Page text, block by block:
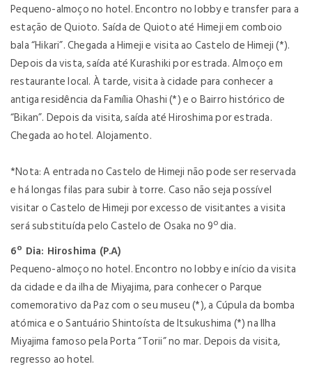
Pequeno-almoço no hotel. Encontro no lobby e transfer para a
estação de Quioto. Saída de Quioto até Himeji em comboio
bala “Hikari”. Chegada a Himeji e visita ao Castelo de Himeji (*).
Depois da vista, saída até Kurashiki por estrada. Almoço em
restaurante local. À tarde, visita à cidade para conhecer a
antiga residência da Família Ohashi (*) e o Bairro histórico de
“Bikan”. Depois da visita, saída até Hiroshima por estrada.
Chegada ao hotel. Alojamento.
*Nota: A entrada no Castelo de Himeji não pode ser reservada
e há longas filas para subir à torre. Caso não seja possível
visitar o Castelo de Himeji por excesso de visitantes a visita
será substituída pelo Castelo de Osaka no 9º dia.
6º Dia: Hiroshima (P.A)
Pequeno-almoço no hotel. Encontro no lobby e início da visita
da cidade e da ilha de Miyajima, para conhecer o Parque
comemorativo da Paz com o seu museu (*), a Cúpula da bomba
atómica e o Santuário Shintoísta de Itsukushima (*) na Ilha
Miyajima famoso pela Porta “Torii” no mar. Depois da visita,
regresso ao hotel.